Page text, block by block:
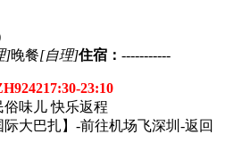
]晚餐[自理]住宿： -----------
23:10
味儿 快乐返程
大巴扎】-前往机场飞深圳-返回